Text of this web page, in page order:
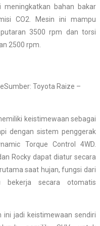
meningkatkan bahan bakar
CO2. Mesin ini mampu
3500 rpm dan torsi
2500 rpm.
Sumber: Toyota Raize –
keistimewaan sebagai
dengan sistem penggerak
Torque Control 4WD.
Rocky dapat diatur secara
saat hujan, fungsi dari
secara otomatis
ini jadi keistimewaan sendiri